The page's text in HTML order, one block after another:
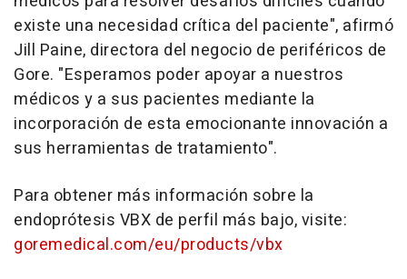
existe una necesidad crítica del paciente", afirmó
Jill Paine, directora del negocio de periféricos de
Gore. "Esperamos poder apoyar a nuestros
médicos y a sus pacientes mediante la
incorporación de esta emocionante innovación a
sus herramientas de tratamiento".
Para obtener más información sobre la
endoprótesis VBX de perfil más bajo, visite:
goremedical.com/eu/products/vbx